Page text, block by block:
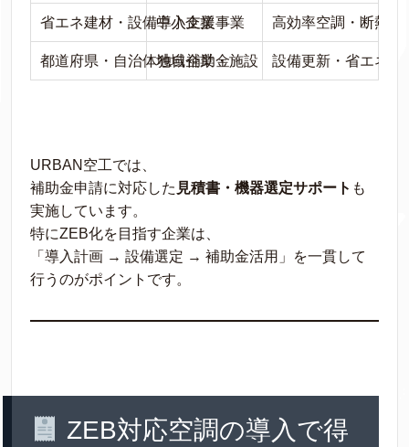
省エネ建材・設備導入支援事業
中小企業 高効率空調・断熱改
都道府県・自治体独自補助金
地域企業・施設 設備更新・省エネ機
URBAN空工では、
補助金申請に対応した 見積書・機器選定サポート も
実施しています。
特にZEB化を目指す企業は、
「導入計画 → 設備選定 → 補助金活用」を一貫して
行うのがポイントです。
ZEB対応空調の導入で得